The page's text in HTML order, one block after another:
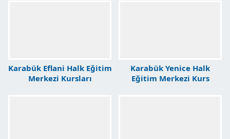
Karabük Eflani Halk Eğitim
Merkezi Kursları
Karabük Yenice Halk
Eğitim Merkezi Kurs